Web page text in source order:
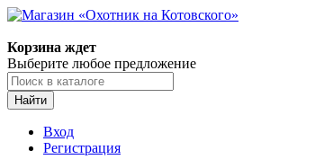
Корзина ждет
Выберите любое предложение
Найти
Вход
Регистрация